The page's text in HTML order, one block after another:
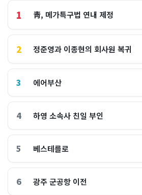
1 靑, 메가특구법 연내 제정
2 정준영과 이종현의 회사원 복귀
3 에어부산
4 하영 소속사 친일 부인
5 베스테를로
6 광주 군공항 이전